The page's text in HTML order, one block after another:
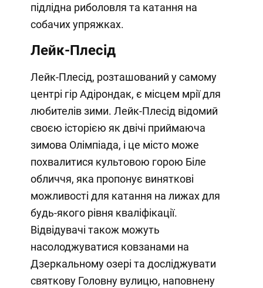
підлідна риболовля та катання на
собачих упряжках.
Лейк-Плесід
Лейк-Плесід, розташований у самому
центрі гір Адірондак, є місцем мрії для
любителів зими. Лейк-Плесід відомий
своєю історією як двічі приймаюча
зимова Олімпіада, і це місто може
похвалитися культовою горою Біле
обличчя, яка пропонує виняткові
можливості для катання на лижах для
будь-якого рівня кваліфікації.
Відвідувачі також можуть
насолоджуватися ковзанами на
Дзеркальному озері та досліджувати
святкову Головну вулицю, наповнену